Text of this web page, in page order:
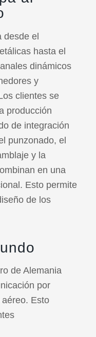
desde el
hasta el
dinámicos
y
clientes se
producción
de integración
punzonado, el
y la
en una
Esto permite
de los
de Alemania
por
Esto